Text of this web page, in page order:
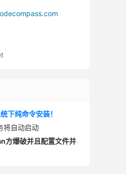
下纯命令安装！
将自动启动
方爆破并且配置文件并